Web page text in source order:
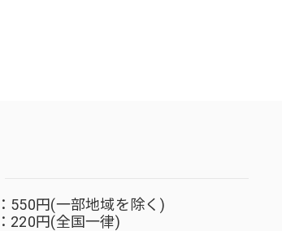
550円(一部地域を除く)
220円(全国一律)